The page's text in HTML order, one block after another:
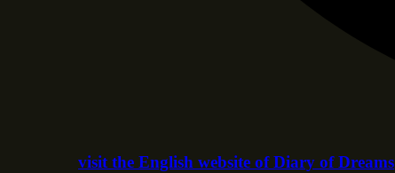
visit the English website of Diary of Dreams